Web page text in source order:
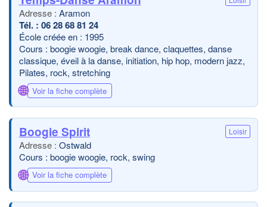
Aramon
06 28 68 81 24
École créée en : 1995
Cours : boogie woogie, break dance, claquettes, danse
classique, éveil à la danse, initiation, hip hop, modern jazz,
Pilates, rock, stretching
🌐 Voir la fiche complète
Boogie Spirit Loisir
Ostwald
Cours : boogie woogie, rock, swing
🌐 Voir la fiche complète